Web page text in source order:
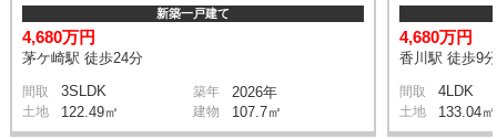
新築一戸建て
4,680万円
茅ケ崎駅 徒歩24分
間取 3SLDK 築年 2026年
土地 122.49㎡ 建物 107.7㎡
4,680万円
香川駅 徒歩9分
間取 4LDK
土地 133.04㎡